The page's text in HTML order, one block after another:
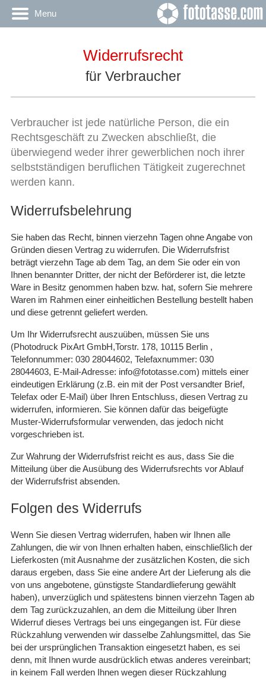
Menu
Widerrufsrecht
für Verbraucher
Verbraucher ist jede natürliche Person, die ein
Rechtsgeschäft zu Zwecken abschließt, die
überwiegend weder ihrer gewerblichen noch ihrer
selbstständigen beruflichen Tätigkeit zugerechnet
werden kann.
Widerrufsbelehrung
Sie haben das Recht, binnen vierzehn Tagen ohne Angabe von
Gründen diesen Vertrag zu widerrufen. Die Widerrufsfrist
beträgt vierzehn Tage ab dem Tag, an dem Sie oder ein von
Ihnen benannter Dritter, der nicht der Beförderer ist, die letzte
Ware in Besitz genommen haben bzw. hat, sofern Sie mehrere
Waren im Rahmen einer einheitlichen Bestellung bestellt haben
und diese getrennt geliefert werden.
Um Ihr Widerrufsrecht auszuüben, müssen Sie uns
(Photodruck PixArt GmbH,Torstr. 178, 10115 Berlin ,
Telefonnummer: 030 28044602, Telefaxnummer: 030
28044603, E-Mail-Adresse: info@fototasse.com) mittels einer
eindeutigen Erklärung (z.B. ein mit der Post versandter Brief,
Telefax oder E-Mail) über Ihren Entschluss, diesen Vertrag zu
widerrufen, informieren. Sie können dafür das beigefügte
Muster-Widerrufsformular verwenden, das jedoch nicht
vorgeschrieben ist.
Zur Wahrung der Widerrufsfrist reicht es aus, dass Sie die
Mitteilung über die Ausübung des Widerrufsrechts vor Ablauf
der Widerrufsfrist absenden.
Folgen des Widerrufs
Wenn Sie diesen Vertrag widerrufen, haben wir Ihnen alle
Zahlungen, die wir von Ihnen erhalten haben, einschließlich der
Lieferkosten (mit Ausnahme der zusätzlichen Kosten, die sich
daraus ergeben, dass Sie eine andere Art der Lieferung als die
von uns angebotene, günstigste Standardlieferung gewählt
haben), unverzüglich und spätestens binnen vierzehn Tagen ab
dem Tag zurückzuzahlen, an dem die Mitteilung über Ihren
Widerruf dieses Vertrags bei uns eingegangen ist. Für diese
Rückzahlung verwenden wir dasselbe Zahlungsmittel, das Sie
bei der ursprünglichen Transaktion eingesetzt haben, es sei
denn, mit Ihnen wurde ausdrücklich etwas anderes vereinbart;
in keinem Fall werden Ihnen wegen dieser Rückzahlung